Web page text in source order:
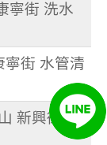
寧街 洗水
寧街 水管清
新興街 洗